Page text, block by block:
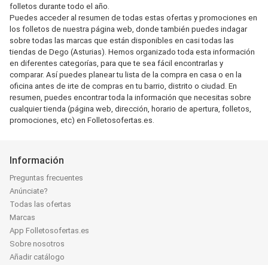
folletos durante todo el año.
Puedes acceder al resumen de todas estas ofertas y promociones en
los folletos de nuestra página web, donde también puedes indagar
sobre todas las marcas que están disponibles en casi todas las
tiendas de Dego (Asturias). Hemos organizado toda esta información
en diferentes categorías, para que te sea fácil encontrarlas y
comparar. Así puedes planear tu lista de la compra en casa o en la
oficina antes de irte de compras en tu barrio, distrito o ciudad. En
resumen, puedes encontrar toda la información que necesitas sobre
cualquier tienda (página web, dirección, horario de apertura, folletos,
promociones, etc) en Folletosofertas.es.
Información
Preguntas frecuentes
Anúnciate?
Todas las ofertas
Marcas
App Folletosofertas.es
Sobre nosotros
Añadir catálogo